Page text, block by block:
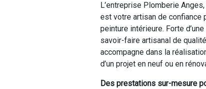
L’entreprise Plomberie
est votre artisan de confiance
peinture intérieure. Forte
savoir-faire artisanal de
accompagne dans la
d’un projet en neuf ou en
Des prestations sur-mesure